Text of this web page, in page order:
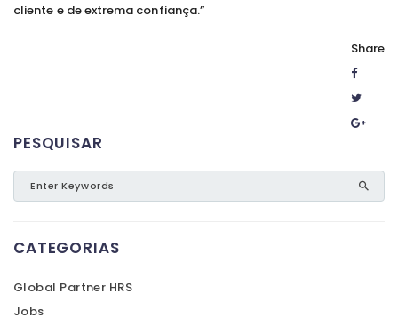
cliente e de extrema confiança.”
Share
PESQUISAR
CATEGORIAS
Global Partner HRS
Jobs